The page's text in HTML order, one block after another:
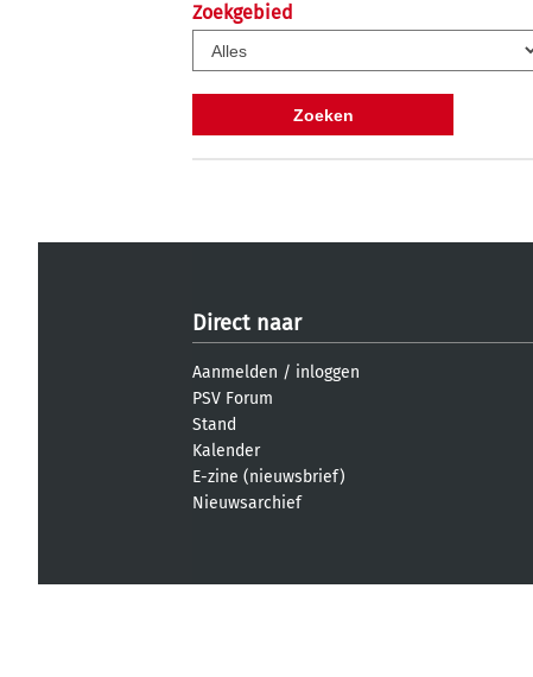
Zoekgebied
Direct naar
Aanmelden / inloggen
PSV Forum
Stand
Kalender
E-zine (nieuwsbrief)
Nieuwsarchief